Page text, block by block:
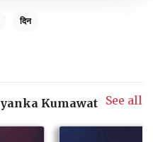
दिन
Kumawat See all